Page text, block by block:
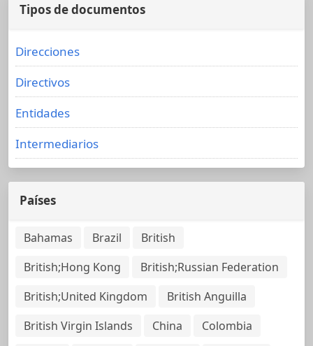
Tipos de documentos
Direcciones
Directivos
Entidades
Intermediarios
Países
Bahamas Brazil
British
British;Hong Kong
British;Russian Federation
British;United Kingdom
British Anguilla
British Virgin Islands
China
Colombia